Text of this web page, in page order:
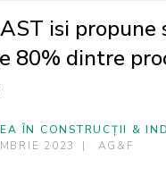
isi propune
80% dintre
ÎN CONSTRUCȚII &
2023
AG&F